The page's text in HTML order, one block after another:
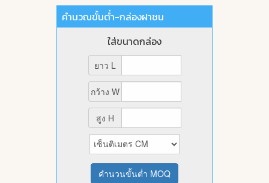
คำนวณขั้นต่ำ-กล่องฝาชน
ใส่ขนาดกล่อง